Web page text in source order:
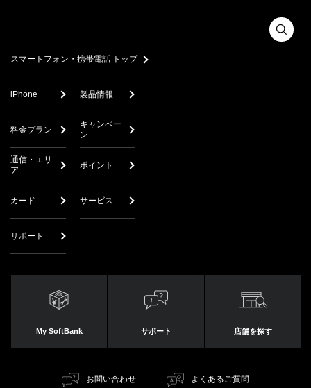
スマートフォン・携帯電話 トップ
iPhone 製品情報
料金プラン
キャンペー
ン
通信・エリ
ア
ポイント
カード サービス
サポート
My SoftBank サポート 店舗を探す
お問い合わせ よくあるご質問